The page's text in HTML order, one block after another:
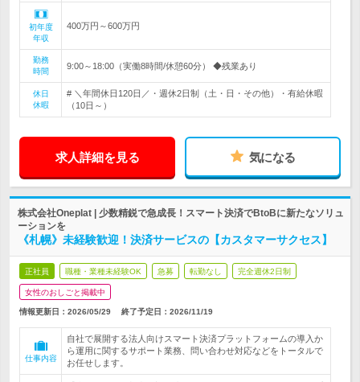
初年度
年収
400万円～600万円
勤務
時間
9:00～18:00（実働8時間/休憩60分） ◆残業あり
休日
休暇
# ＼年間休日120日／・週休2日制（土・日・その他）・有給休暇
（10日～）
求人詳細を見る 気になる
株式会社Oneplat | 少数精鋭で急成長！スマート決済でBtoBに新たなソリュ
ーションを
《札幌》未経験歓迎！決済サービスの【カスタマーサクセス】
正社員 職種・業種未経験OK 急募 転勤なし 完全週休2日制
女性のおしごと掲載中
情報更新日：2026/05/29 終了予定日： 2026/11/19
仕事内容
自社で展開する法人向けスマート決済プラットフォームの導入か
ら運用に関するサポート業務、問い合わせ対応などをトータルで
お任せします。